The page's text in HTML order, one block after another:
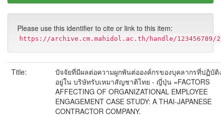
Please use this identifier to cite or link to this item:
https://archive.cm.mahidol.ac.th/handle/123456789/
Title:
ปัจจัยที่มีผลต่อความผูกพันต่อองค์กรของบุคลากรที่ปฏิบัติ
อยู่ใน บริษัทรับเหมาสัญชาติไทย - ญี่ปุ่น =FACTORS
AFFECTING OF ORGANIZATIONAL EMPLOYEE
ENGAGEMENT CASE STUDY: A THAI-JAPANESE
CONTRACTOR COMPANY.